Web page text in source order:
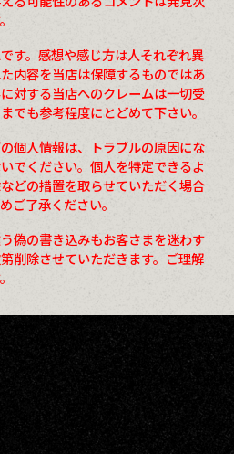
す。感想や感じ方は人それぞれ異
内容を当店は保障するものではあ
対する当店へのクレームは一切受
でも参考程度にとどめて下さい。
個人情報は、トラブルの原因にな
でください。個人を特定できるよ
どの措置を取らせていただく場合
ご了承ください。
偽の書き込みもお客さまを迷わす
削除させていただきます。ご理解